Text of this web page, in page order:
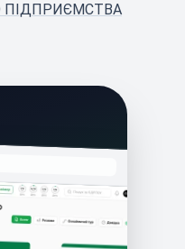
ПІДПРИЄМСТВА